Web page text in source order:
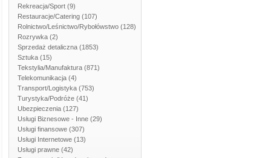
Rekreacja/Sport (9)
Restauracje/Catering (107)
Rolnictwo/Leśnictwo/Rybołówstwo (128)
Rozrywka (2)
Sprzedaż detaliczna (1853)
Sztuka (15)
Tekstylia/Manufaktura (871)
Telekomunikacja (4)
Transport/Logistyka (753)
Turystyka/Podróże (41)
Ubezpieczenia (127)
Usługi Biznesowe - Inne (29)
Usługi finansowe (307)
Usługi Internetowe (13)
Usługi prawne (42)